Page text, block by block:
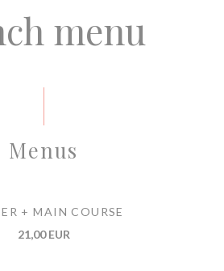
menu
Menus
+ MAIN COURSE
21,00 EUR